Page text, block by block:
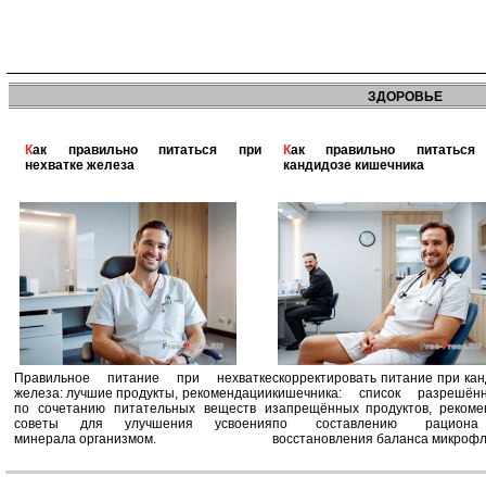
ЗДОРОВЬЕ
Как правильно питаться при
нехватке железа
Правильное питание при нехватке
железа: лучшие продукты, рекомендации
по сочетанию питательных веществ и
советы для улучшения усвоения
минерала организмом.
Как правильно питаться при
кандидозе кишечника
скорректировать питание при
кишечника: список
запрещённых продуктов,
по составлению
восстановления баланса